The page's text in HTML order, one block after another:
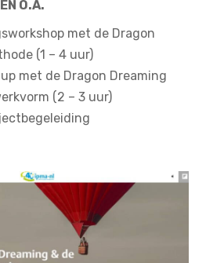
O.A.
met de Dragon
(1 – 4 uur)
met de Dragon Dreaming
(2 – 3 uur)